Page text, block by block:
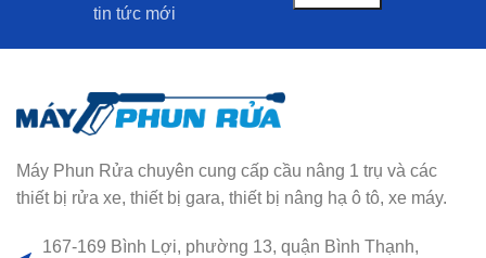
tin tức mới
Máy Phun Rửa chuyên cung cấp cầu nâng 1 trụ và các
thiết bị rửa xe, thiết bị gara, thiết bị nâng hạ ô tô, xe máy.
167-169 Bình Lợi, phường 13, quận Bình Thạnh,